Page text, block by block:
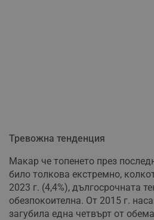
Тревожна тенденция
Макар че топенето през
било толкова екстремно,
2023 г. (4,4%), дългосрочната
обезпокоителна. От 2015 г.
загубила една четвърт от